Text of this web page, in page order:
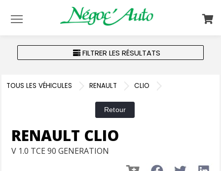
FILTRER LES RÉSULTATS
TOUS LES VÉHICULES RENAULT CLIO
RENAULT CLIO
V 1.0 TCE 90 GENERATION